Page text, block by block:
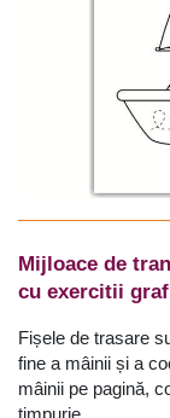
Mijloace de
cu exercitii
Fișele de trasare
fine a mâinii și a
mâinii pe pagină,
timpurie.